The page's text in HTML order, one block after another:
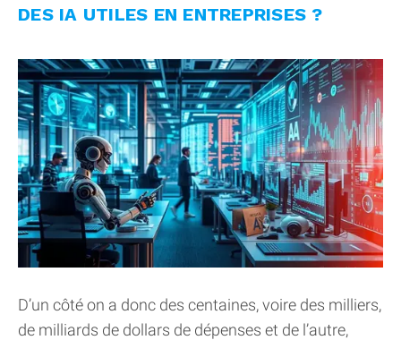
DES IA UTILES EN ENTREPRISES ?
D’un côté on a donc des centaines, voire des milliers,
de milliards de dollars de dépenses et de l’autre,